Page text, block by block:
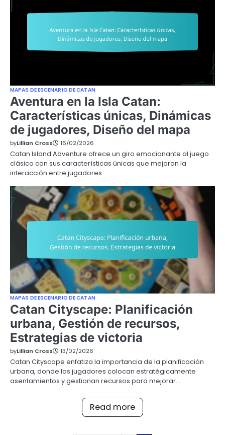
MAPAS DE ESCENARIO DE CATAN
Aventura en la Isla Catan:
Características únicas, Dinámicas
de jugadores, Diseño del mapa
byLillian Cross 16/02/2026
Catan Island Adventure ofrece un giro emocionante al juego
clásico con sus características únicas que mejoran la
interacción entre jugadores…
MAPAS DE ESCENARIO DE CATAN
Catan Cityscape: Planificación
urbana, Gestión de recursos,
Estrategias de victoria
byLillian Cross 13/02/2026
Catan Cityscape enfatiza la importancia de la planificación
urbana, donde los jugadores colocan estratégicamente
asentamientos y gestionan recursos para mejorar…
Read more